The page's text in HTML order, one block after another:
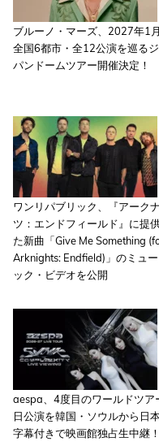
ブルーノ・マーズ、2027年1
全国6都市・全12公演を巡る
パンドームツアー開催決定！
ワンリパブリック、『アーク
ツ：エンドフィールド』に提
た新曲「Give Me Something
Arknights: Endfield)」のミュ
ック・ビデオを公開
aespa、4度目のワールドツア
日公演を韓国・ソウルから日
字幕付きで映画館独占生中継！